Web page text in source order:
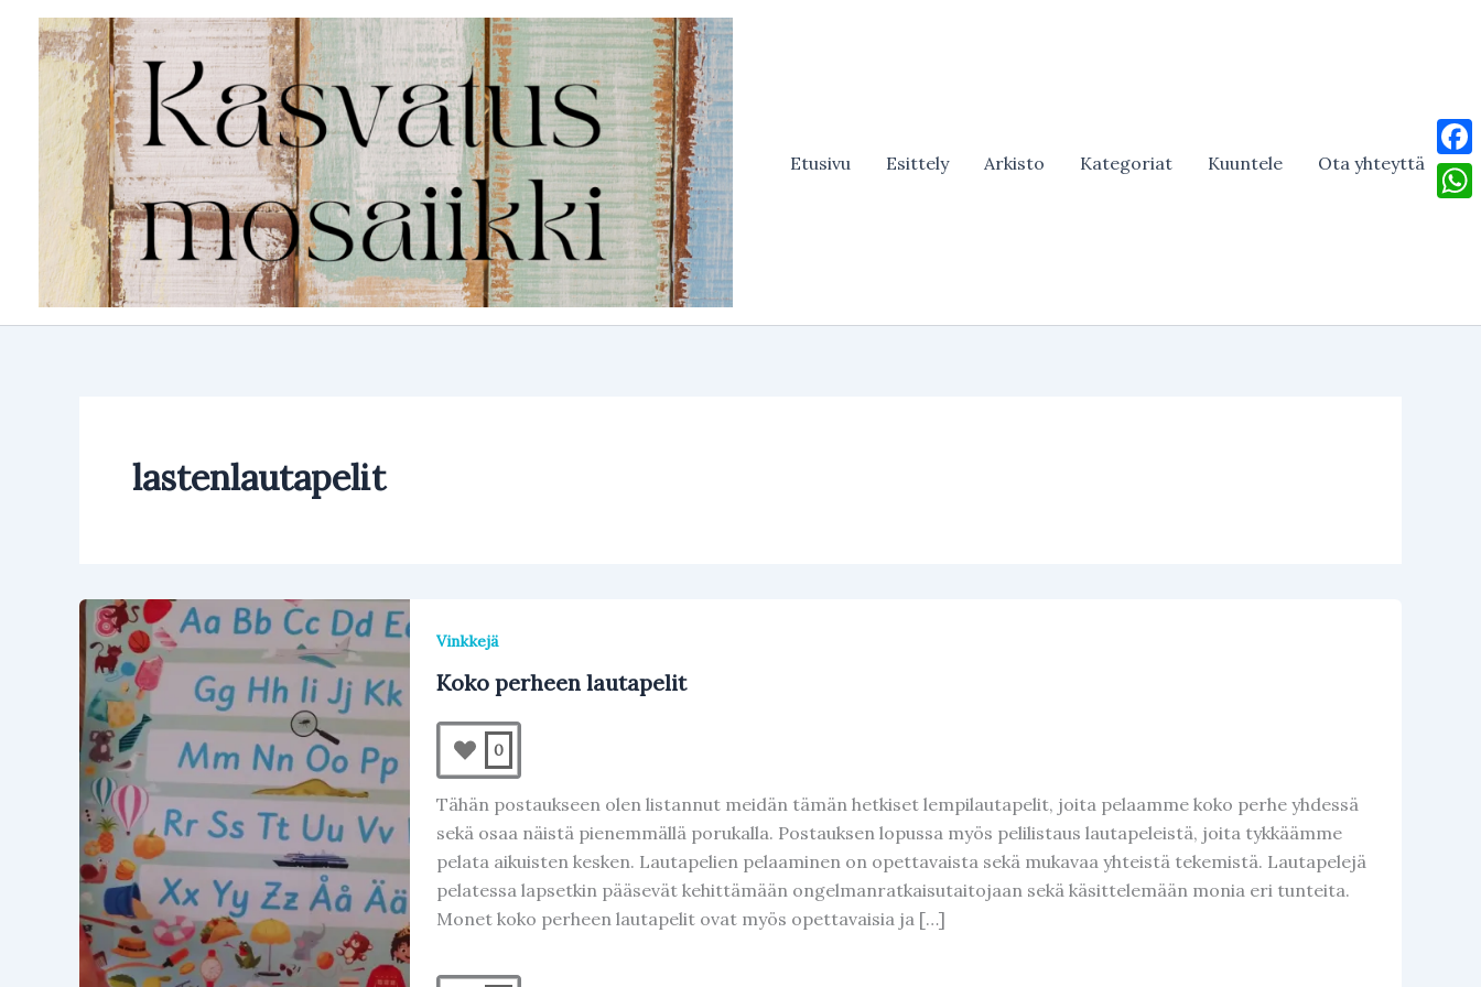
Siirry
sisältöön
Etusivu Esittely Arkisto Kategoriat Kuuntele Ota yhteyttä
lastenlautapelit
Vinkkejä
Koko perheen lautapelit
0
Tähän postaukseen olen listannut meidän tämän hetkiset lempilautapelit, joita pelaamme koko perhe yhdessä
sekä osaa näistä pienemmällä porukalla. Postauksen lopussa myös pelilistaus lautapeleistä, joita tykkäämme
pelata aikuisten kesken. Lautapelien pelaaminen on opettavaista sekä mukavaa yhteistä tekemistä. Lautapelejä
pelatessa lapsetkin pääsevät kehittämään ongelmanratkaisutaitojaan sekä käsittelemään monia eri tunteita.
Monet koko perheen lautapelit ovat myös opettavaisia ja […]